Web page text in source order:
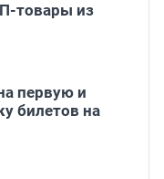
товары из
первую и
билетов на